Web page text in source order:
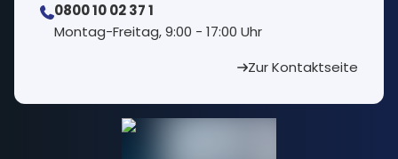
0800 10 02 37 1
⁠Montag-Freitag, 9:00 - 17:00 Uhr
Zur Kontaktseite